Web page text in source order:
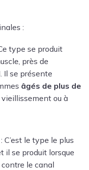
:
type se produit
près de
. Il se présente
âgés de plus de
ou à
: C’est le type le plus
il se produit lorsque
le canal